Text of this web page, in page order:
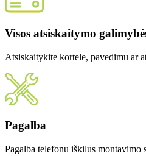
Visos atsiskaitymo
Atsiskaitykite kortele, pavedimu ar
Pagalba
Pagalba telefonu iškilus montavimo